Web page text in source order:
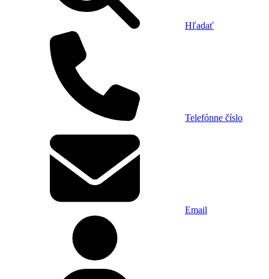
Hľadať
Telefónne číslo
Email